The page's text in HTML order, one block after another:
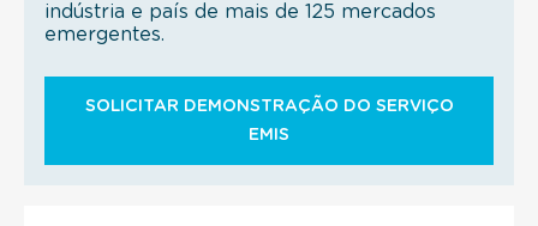
indústria e país de mais de 125 mercados
emergentes.
SOLICITAR DEMONSTRAÇÃO DO SERVIÇO
EMIS